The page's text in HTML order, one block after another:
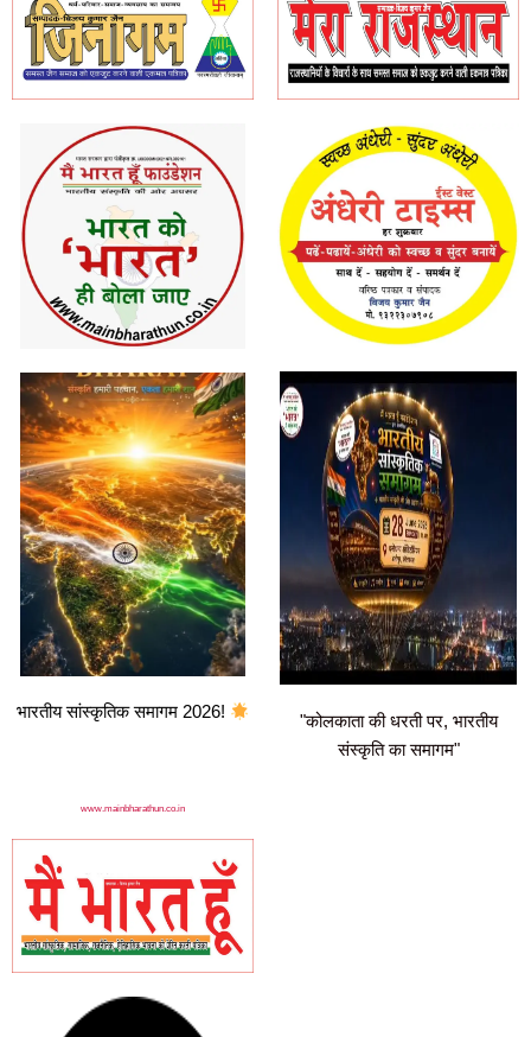
भारतीय सांस्कृतिक समागम 2026!
"कोलकाता की धरती पर, भारतीय
संस्कृति का समागम"
www.mainbharathun.co.in